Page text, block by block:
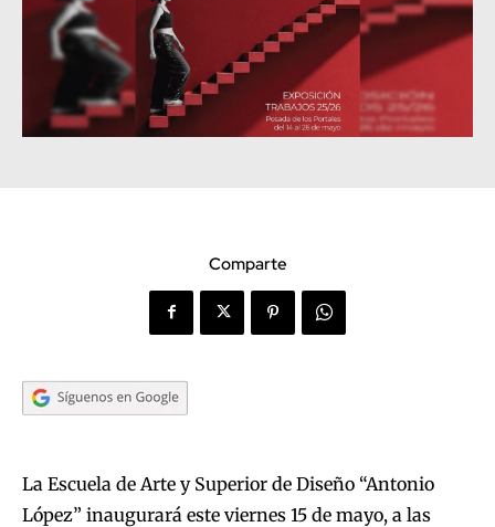
Comparte
La Escuela de Arte y Superior de Diseño “Antonio
López” inaugurará este viernes 15 de mayo, a las